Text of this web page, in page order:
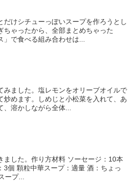
けシチューっぽいスープを作ろうとし
ゃったから、全部まとめちゃった
で食べる組み合わせは...
ました。塩レモンをオリーブオイルで
めます。しめじと小松菜を入れて、あ
、溶かしながら全体...
ました。作り方材料 ソーセージ：10本
3個 顆粒中華スープ：適量 酒：ちょっ
ープ...